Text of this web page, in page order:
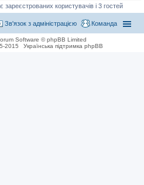
користувачів і 3 гостей
Команда
Зв'язок з адміністрацією
Software © phpBB Limited
2015
Українська підтримка phpBB